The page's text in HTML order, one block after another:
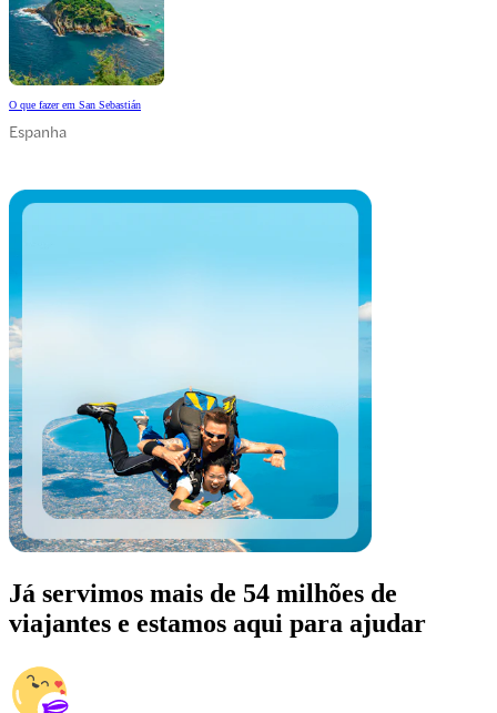
O que fazer em San Sebastián
Espanha
Já servimos mais de 54 milhões de
viajantes e estamos aqui para ajudar